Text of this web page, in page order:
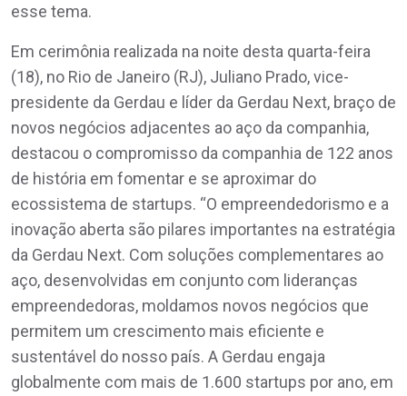
esse tema.
Em cerimônia realizada na noite desta quarta-feira
(18), no Rio de Janeiro (RJ), Juliano Prado, vice-
presidente da Gerdau e líder da Gerdau Next, braço de
novos negócios adjacentes ao aço da companhia,
destacou o compromisso da companhia de 122 anos
de história em fomentar e se aproximar do
ecossistema de startups. “O empreendedorismo e a
inovação aberta são pilares importantes na estratégia
da Gerdau Next. Com soluções complementares ao
aço, desenvolvidas em conjunto com lideranças
empreendedoras, moldamos novos negócios que
permitem um crescimento mais eficiente e
sustentável do nosso país. A Gerdau engaja
globalmente com mais de 1.600 startups por ano, em